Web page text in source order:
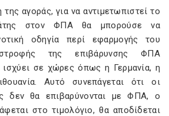
αγοράς, για να αντιμετωπιστεί το
στον ΦΠΑ θα μπορούσε να
οδηγία περί εφαρμογής του
της επιβάρυνσης ΦΠΑ
σε χώρες όπως η Γερμανία, η
Αυτό συνεπάγεται ότι οι
δεν θα επιβαρύνονται με ΦΠΑ, ο
στο τιμολόγιο, θα αποδίδεται